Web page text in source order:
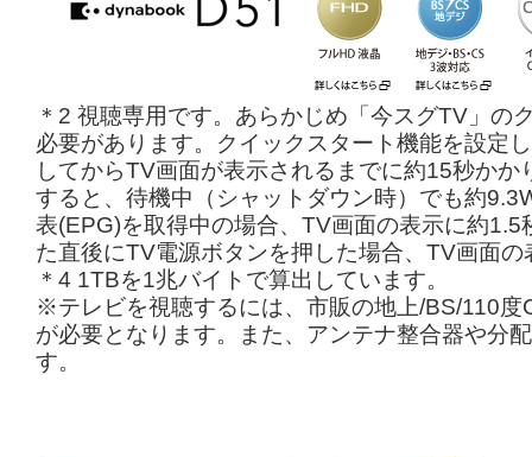
＊2 視聴専用です。あらかじめ「今スグTV」の
必要があります。クイックスタート機能を設定
してからTV画面が表示されるまでに約15秒か
すると、待機中（シャットダウン時）でも約
表(EPG)を取得中の場合、TV画面の表示に約
た直後にTV電源ボタンを押した場合、TV画面
＊4 1TBを1兆バイトで算出しています。
※テレビを視聴するには、市販の地上/BS/110
が必要となります。また、アンテナ整合器や分
す。